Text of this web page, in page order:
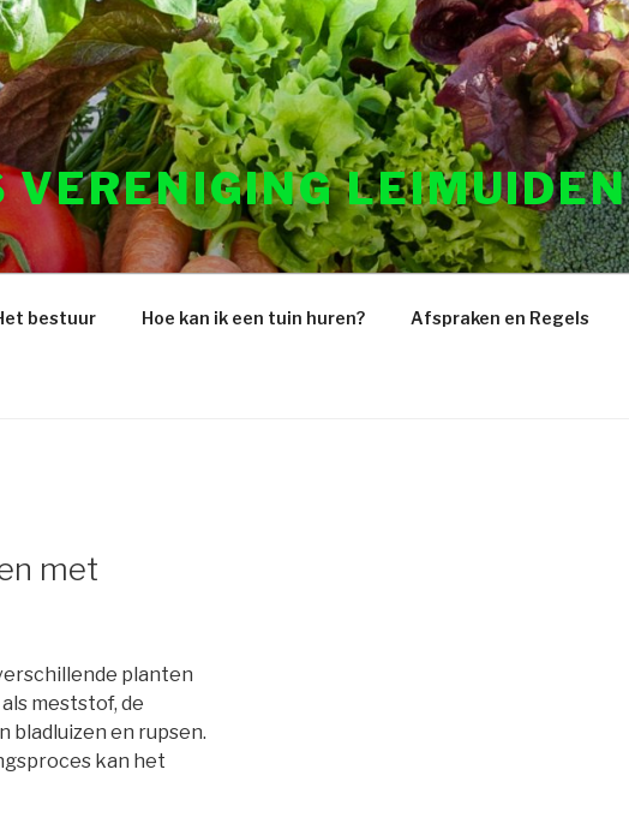
VERENIGING LEIMUIDEN
bestuur Hoe kan ik een tuin huren? Afspraken en Regels
met
planten
meststof, de
bladluizen en rupsen.
kan het